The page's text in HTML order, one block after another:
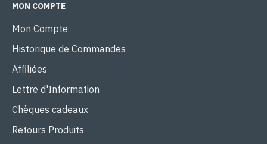
MON COMPTE
Mon Compte
Historique de Commandes
Affiliées
Lettre d'Information
Chèques cadeaux
Retours Produits